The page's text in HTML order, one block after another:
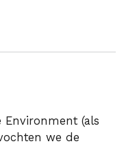
(als
we de